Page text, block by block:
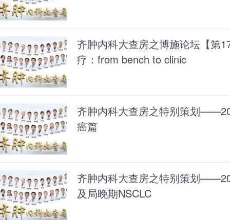
齐肿内科大查房之博施论坛【第
疗：from bench to clinic
齐肿内科大查房之特别策划
癌篇
齐肿内科大查房之特别策划
及局晚期NSCLC